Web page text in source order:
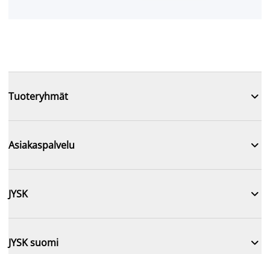
Tuoteryhmät 
Asiakaspalvelu 
JYSK 
JYSK suomi 